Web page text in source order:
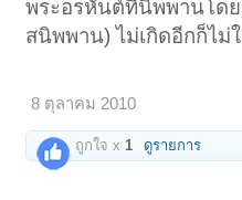
พระอรหันต์ที่นิพพานโด
สนิพพาน) ไม่เกิดอีกก็ไม่
8 ตุลาคม 2010
ถูกใจ x 1 ดูรายการ